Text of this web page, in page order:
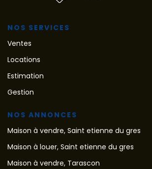
NOS SERVICES
Ventes
Locations
Estimation
Gestion
NOS ANNONCES
Maison à vendre, Saint etienne du gres
Maison à louer, Saint etienne du gres
Maison à vendre, Tarascon